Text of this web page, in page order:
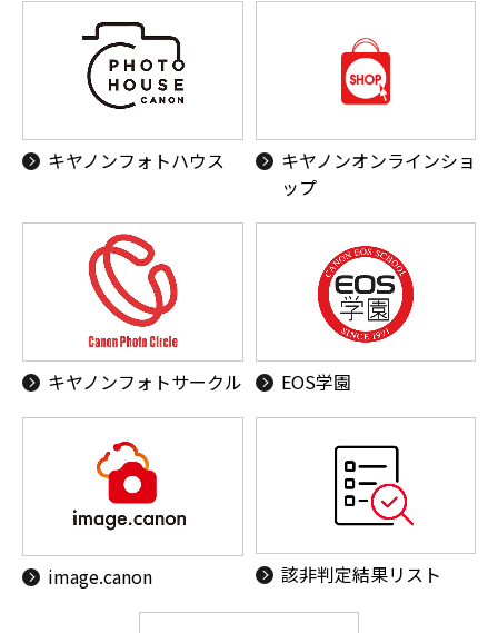
キヤノンフォトハウス
キヤノンオンラインショ
ップ
キヤノンフォトサークル EOS学園
image.canon 該非判定結果リスト